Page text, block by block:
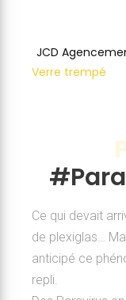
JCD
Verre trempé
Ce qui devait
de plexiglas…
anticipé ce
repli.